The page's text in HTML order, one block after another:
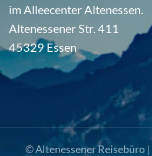
im Alleecenter Altenessen.
Altenessener Str. 411
45329 Essen
© Altenessener Reisebüro |